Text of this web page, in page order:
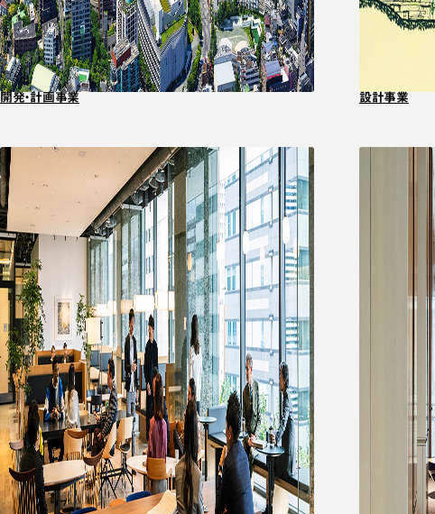
開発・計画事業 設計事業